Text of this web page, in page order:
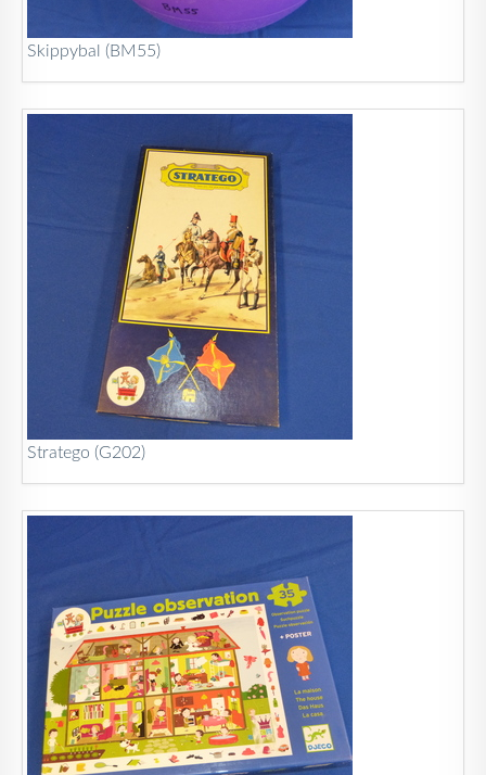
Skippybal (BM55)
Stratego (G202)